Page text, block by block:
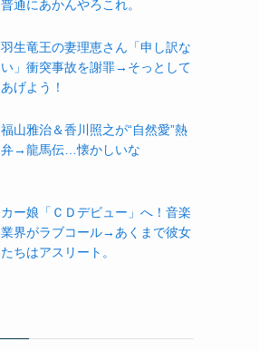
普通にあかんやろこれ。
羽生竜王の妻理恵さん「申し訳な
い」衝突事故を謝罪→そっとして
あげよう！
福山雅治＆香川照之が“自然愛”熱
弁→龍馬伝…懐かしいな
カー娘「ＣＤデビュー」へ！音楽
業界がラブコール→あくまで彼女
たちはアスリート。